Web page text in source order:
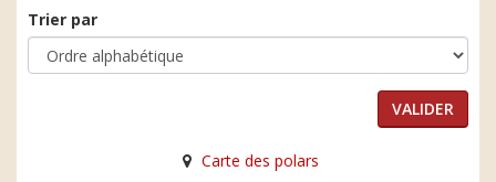
Trier par
Carte des polars